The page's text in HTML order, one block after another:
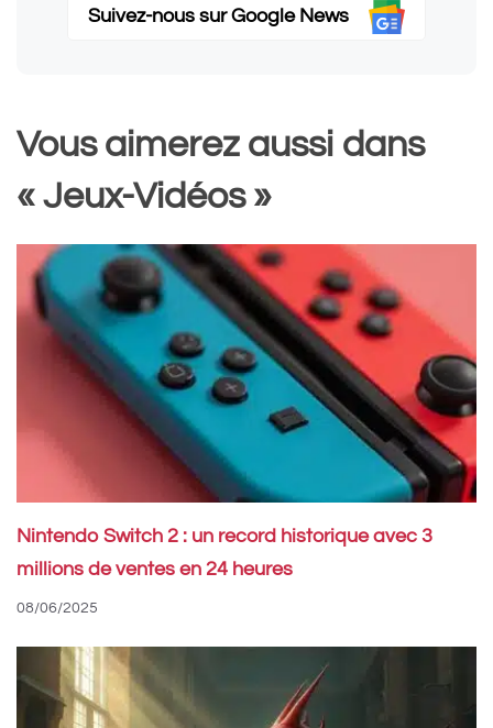
Suivez-nous sur Google News
Vous aimerez aussi dans
« Jeux-Vidéos »
Nintendo Switch 2 : un record historique avec 3
millions de ventes en 24 heures
08/06/2025